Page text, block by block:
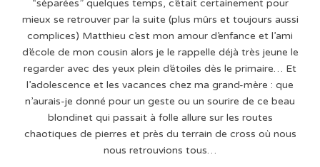
“séparées” quelques temps, c’était certainement pour
mieux se retrouver par la suite (plus mûrs et toujours aussi
complices) Matthieu c’est mon amour d’enfance et l’ami
d’école de mon cousin alors je le rappelle déjà très jeune le
regarder avec des yeux plein d’étoiles dès le primaire… Et
l’adolescence et les vacances chez ma grand-mère : que
n’aurais-je donné pour un geste ou un sourire de ce beau
blondinet qui passait à folle allure sur les routes
chaotiques de pierres et près du terrain de cross où nous
nous retrouvions tous…